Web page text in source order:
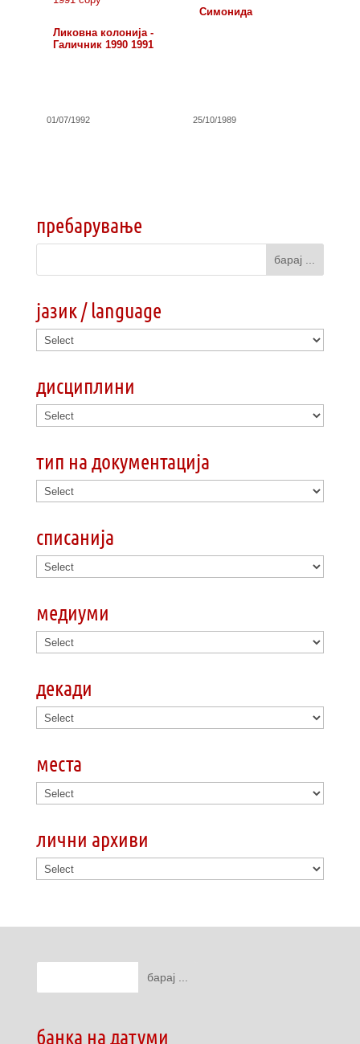
Ликовна колонија -
Галичник 1990 1991
01/07/1992
Симонида
25/10/1989
пребарување
јазик / language
дисциплини
тип на документација
списанија
медиуми
декади
места
лични архиви
банка на датуми